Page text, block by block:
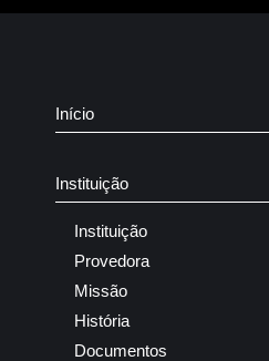
Início
Instituição
Instituição
Provedora
Missão
História
Documentos